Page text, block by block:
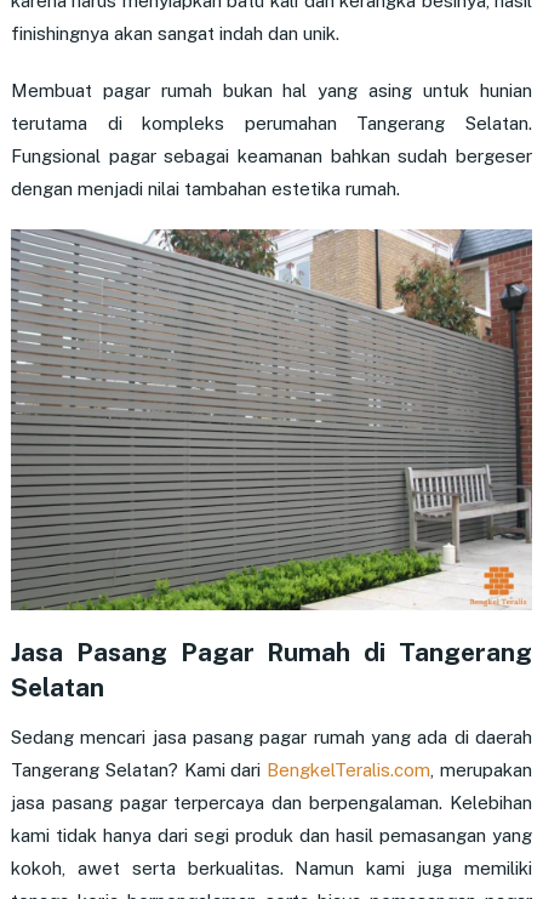
finishingnya akan sangat indah dan unik.
Membuat pagar rumah bukan hal yang asing untuk hunian
terutama di kompleks perumahan Tangerang Selatan.
Fungsional pagar sebagai keamanan bahkan sudah bergeser
dengan menjadi nilai tambahan estetika rumah.
Jasa Pasang Pagar Rumah di Tangerang
Selatan
Sedang mencari jasa pasang pagar rumah yang ada di daerah
Tangerang Selatan? Kami dari BengkelTeralis.com , merupakan
jasa pasang pagar terpercaya dan berpengalaman. Kelebihan
kami tidak hanya dari segi produk dan hasil pemasangan yang
kokoh, awet serta berkualitas. Namun kami juga memiliki